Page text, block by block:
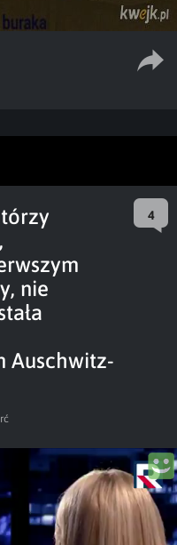
nie
Auschwitz-
4